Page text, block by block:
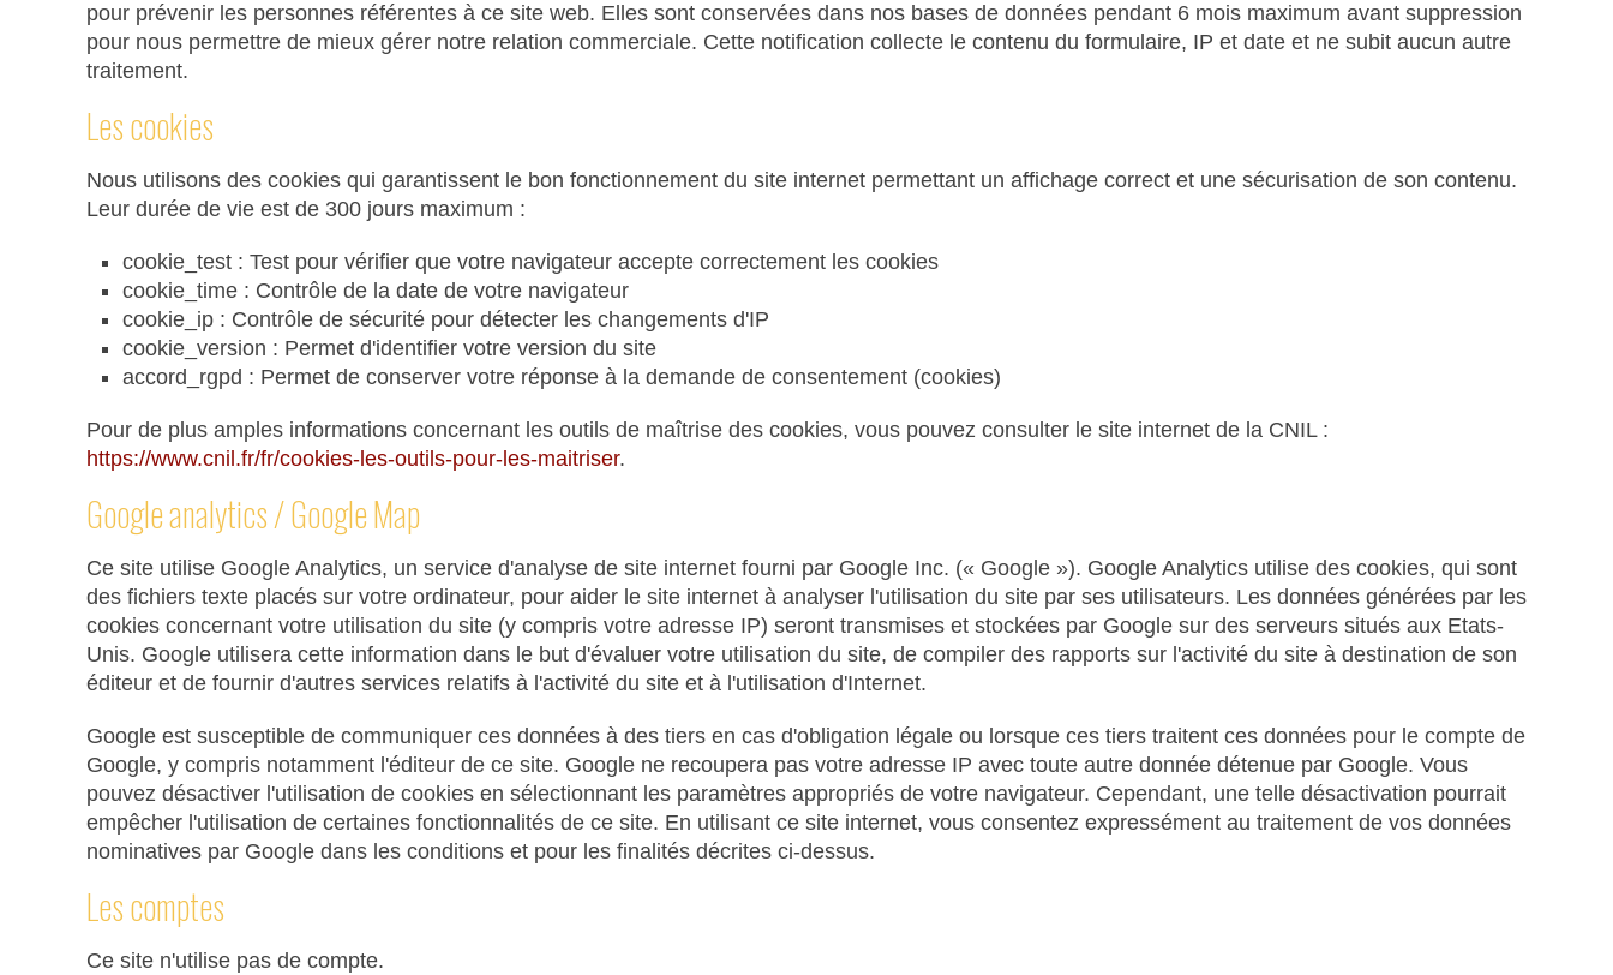
pour prévenir les personnes référentes à ce site web. Elles sont conservées dans nos bases de données pendant 6 mois maximum avant suppression
pour nous permettre de mieux gérer notre relation commerciale. Cette notification collecte le contenu du formulaire, IP et date et ne subit aucun autre
traitement.
Les cookies
Nous utilisons des cookies qui garantissent le bon fonctionnement du site internet permettant un affichage correct et une sécurisation de son contenu.
Leur durée de vie est de 300 jours maximum :
cookie_test : Test pour vérifier que votre navigateur accepte correctement les cookies
cookie_time : Contrôle de la date de votre navigateur
cookie_ip : Contrôle de sécurité pour détecter les changements d'IP
cookie_version : Permet d'identifier votre version du site
accord_rgpd : Permet de conserver votre réponse à la demande de consentement (cookies)
Pour de plus amples informations concernant les outils de maîtrise des cookies, vous pouvez consulter le site internet de la CNIL :
https://www.cnil.fr/fr/cookies-les-outils-pour-les-maitriser.
Google analytics / Google Map
Ce site utilise Google Analytics, un service d'analyse de site internet fourni par Google Inc. (« Google »). Google Analytics utilise des cookies, qui sont
des fichiers texte placés sur votre ordinateur, pour aider le site internet à analyser l'utilisation du site par ses utilisateurs. Les données générées par les
cookies concernant votre utilisation du site (y compris votre adresse IP) seront transmises et stockées par Google sur des serveurs situés aux Etats-
Unis. Google utilisera cette information dans le but d'évaluer votre utilisation du site, de compiler des rapports sur l'activité du site à destination de son
éditeur et de fournir d'autres services relatifs à l'activité du site et à l'utilisation d'Internet.
Google est susceptible de communiquer ces données à des tiers en cas d'obligation légale ou lorsque ces tiers traitent ces données pour le compte de
Google, y compris notamment l'éditeur de ce site. Google ne recoupera pas votre adresse IP avec toute autre donnée détenue par Google. Vous
pouvez désactiver l'utilisation de cookies en sélectionnant les paramètres appropriés de votre navigateur. Cependant, une telle désactivation pourrait
empêcher l'utilisation de certaines fonctionnalités de ce site. En utilisant ce site internet, vous consentez expressément au traitement de vos données
nominatives par Google dans les conditions et pour les finalités décrites ci-dessus.
Les comptes
Ce site n'utilise pas de compte.